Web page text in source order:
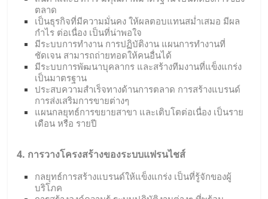
ตลาด
เป็นธุรกิจที่มีความมั่นคง ให้ผลตอบแทนสม่ำเสมอ มีผล
กำไร ต่อเนื่อง เป็นที่น่าพอใจ
มีระบบการทำงาน การปฏิบัติงาน แผนการทำงานที่
ชัดเจน สามารถถ่ายทอดให้คนอื่นได้
มีระบบการพัฒนาบุคลากร และสร้างทีมงานที่แข็งแกร่ง
เป็นมาตรฐาน
ประสบความสำเร็จทางด้านการตลาด การสร้างแบรนด์
การส่งเสริมการขายต่างๆ
แผนกลยุทธ์การขยายสาขา และเติบโตต่อเนื่อง เป็นราย
เดือน หรือ รายปี
4. การวางโครงสร้างของระบบแฟรนไชส์
กลยุทธ์การสร้างแบรนด์ให้แข็งแกร่ง เป็นที่รู้จักของผู้
บริโภค